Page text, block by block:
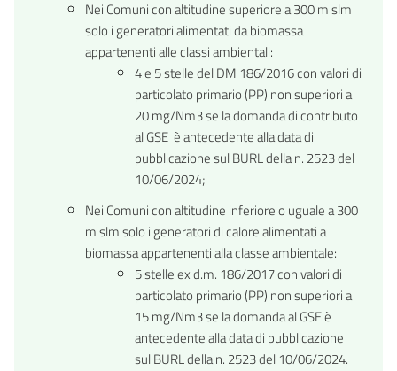
Nei Comuni con altitudine superiore a 300 m slm
solo i generatori alimentati da biomassa
appartenenti alle classi ambientali:
4 e 5 stelle del DM 186/2016 con valori di
particolato primario (PP) non superiori a
20 mg/Nm3 se la domanda di contributo
al GSE è antecedente alla data di
pubblicazione sul BURL della n. 2523 del
10/06/2024;
Nei Comuni con altitudine inferiore o uguale a 300
m slm solo i generatori di calore alimentati a
biomassa appartenenti alla classe ambientale:
5 stelle ex d.m. 186/2017 con valori di
particolato primario (PP) non superiori a
15 mg/Nm3 se la domanda al GSE è
antecedente alla data di pubblicazione
sul BURL della n. 2523 del 10/06/2024.